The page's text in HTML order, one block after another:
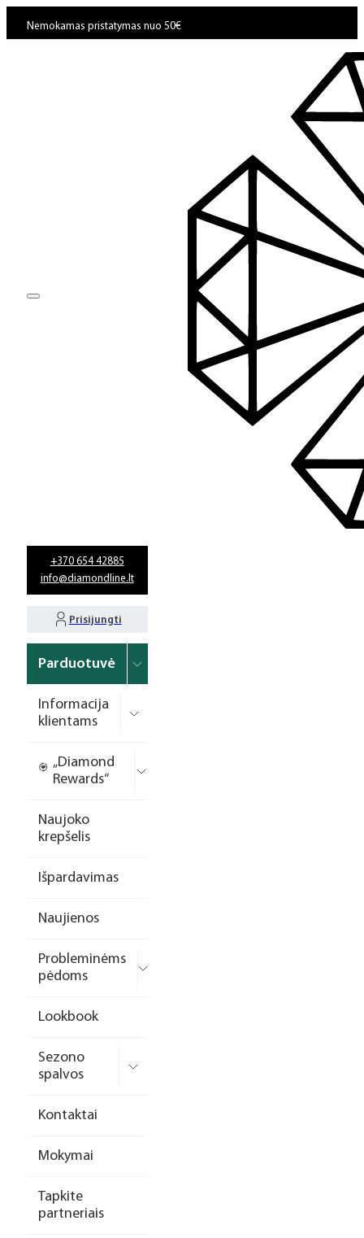
Nemokamas pristatymas nuo 50€
+370 654 42885
info@diamondline.lt
Prisijungti
Parduotuvė
Informacija
klientams
„Diamond
Rewards“
Naujoko
krepšelis
Išpardavimas
Naujienos
Probleminėms
pėdoms
Lookbook
Sezono
spalvos
Kontaktai
Mokymai
Tapkite
partneriais